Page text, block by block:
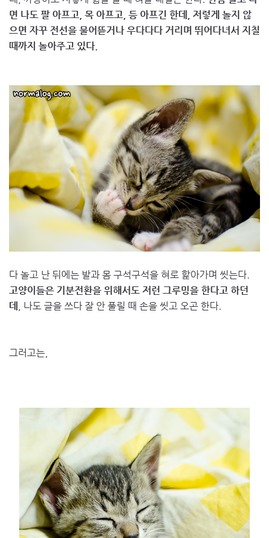
면 나도 팔 아프고, 목 아프고, 등 아프긴 한데, 저렇게 놀지 않
으면 자꾸 전선을 물어뜯거나 우다다다 거리며 뛰어다녀서 지칠
때까지 놀아주고 있다.
다 놀고 난 뒤에는 발과 몸 구석구석을 혀로 핥아가며 씻는다.
고양이들은 기분전환을 위해서도 저런 그루밍을 한다고 하던
데
, 나도 글을 쓰다 잘 안 풀릴 때 손을 씻고 오곤 한다.
그러고는,